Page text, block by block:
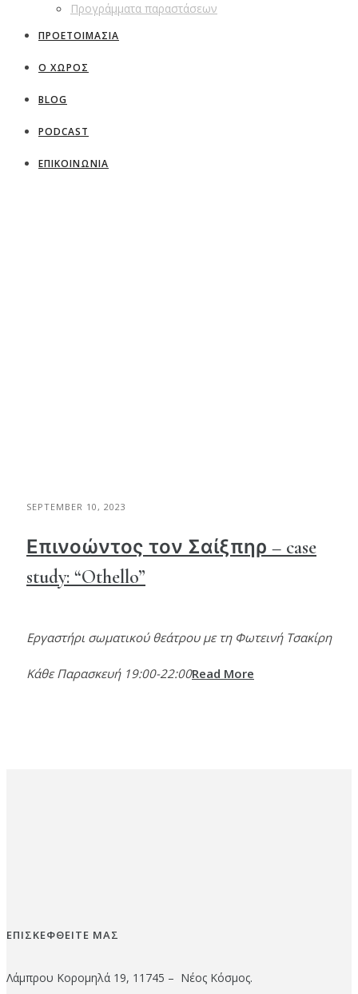
Προγράμματα παραστάσεων
ΠΡΟΕΤΟΙΜΑΣΙΑ
Ο ΧΩΡΟΣ
BLOG
PODCAST
ΕΠΙΚΟΙΝΩΝΙΑ
SEPTEMBER 10, 2023
Επινοώντος τον Σαίξπηρ – case
study: “Othello”
Εργαστήρι σωματικού θεάτρου με τη Φωτεινή Τσακίρη
Κάθε Παρασκευή 19:00-22:00Read More
ΕΠΙΣΚΕΦΘΕΙΤΕ ΜΑΣ
Λάμπρου Κορομηλά 19, 11745 – Νέος Κόσμος.